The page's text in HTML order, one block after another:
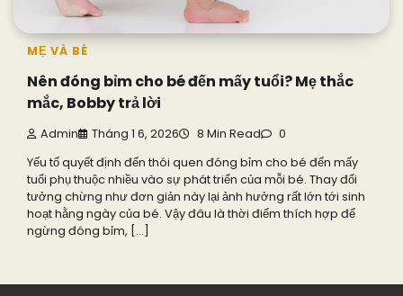
MẸ VÀ BÉ
Nên đóng bỉm cho bé đến mấy tuổi? Mẹ thắc
mắc, Bobby trả lời
Admin Tháng 1 6, 2026 8 Min Read 0
Yếu tố quyết định đến thói quen đóng bỉm cho bé đến mấy
tuổi phụ thuộc nhiều vào sự phát triển của mỗi bé. Thay đổi
tưởng chừng như đơn giản này lại ảnh hưởng rất lớn tới sinh
hoạt hằng ngày của bé. Vậy đâu là thời điểm thích hợp để
ngừng đóng bỉm, […]